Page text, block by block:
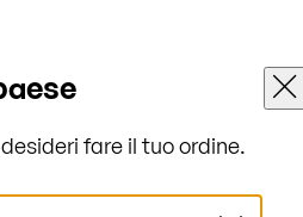
fare il tuo ordine.